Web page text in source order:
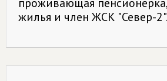
жилья и член ЖСК "Север-2".